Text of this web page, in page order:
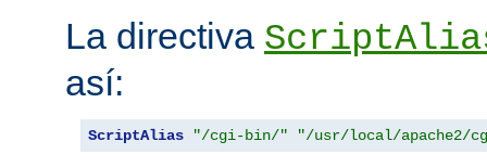
La directiva
así:
ScriptAlias "/cgi-bin/" "/usr/local/apache2/